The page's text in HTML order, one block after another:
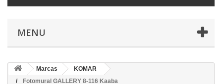
MENU
Marcas
KOMAR
Fotomural GALLERY 8-116 Kaaba